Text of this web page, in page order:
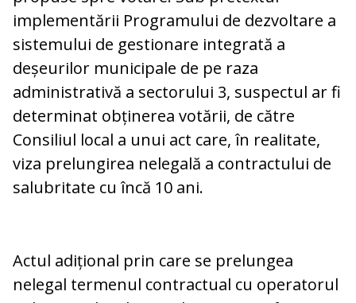
implementării Programului de dezvoltare a
sistemului de gestionare integrată a
deșeurilor municipale de pe raza
administrativă a sectorului 3, suspectul ar fi
determinat obținerea votării, de către
Consiliul local a unui act care, în realitate,
viza prelungirea nelegală a contractului de
salubritate cu încă 10 ani.
Actul adițional prin care se prelungea
nelegal termenul contractual cu operatorul